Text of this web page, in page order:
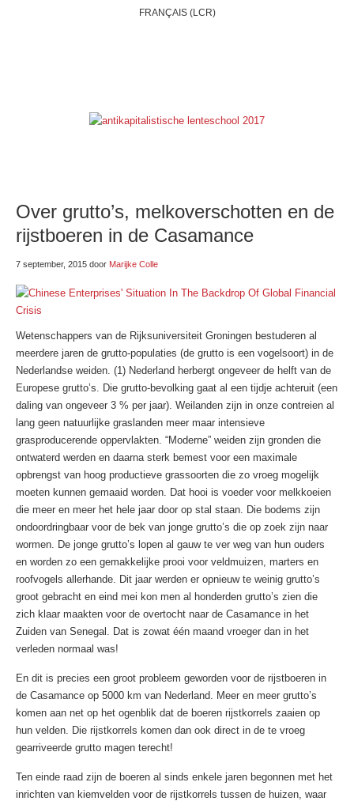
FRANÇAIS (LCR)
Over grutto’s, melkoverschotten en de
rijstboeren in de Casamance
7 september, 2015 door Marijke Colle
Wetenschappers van de Rijksuniversiteit Groningen bestuderen al
meerdere jaren de grutto-populaties (de grutto is een vogelsoort) in de
Nederlandse weiden. (1) Nederland herbergt ongeveer de helft van de
Europese grutto’s. Die grutto-bevolking gaat al een tijdje achteruit (een
daling van ongeveer 3 % per jaar). Weilanden zijn in onze contreien al
lang geen natuurlijke graslanden meer maar intensieve
grasproducerende oppervlakten. “Moderne” weiden zijn gronden die
ontwaterd werden en daarna sterk bemest voor een maximale
opbrengst van hoog productieve grassoorten die zo vroeg mogelijk
moeten kunnen gemaaid worden. Dat hooi is voeder voor melkkoeien
die meer en meer het hele jaar door op stal staan. Die bodems zijn
ondoordringbaar voor de bek van jonge grutto’s die op zoek zijn naar
wormen. De jonge grutto’s lopen al gauw te ver weg van hun ouders
en worden zo een gemakkelijke prooi voor veldmuizen, marters en
roofvogels allerhande. Dit jaar werden er opnieuw te weinig grutto’s
groot gebracht en eind mei kon men al honderden grutto’s zien die
zich klaar maakten voor de overtocht naar de Casamance in het
Zuiden van Senegal. Dat is zowat één maand vroeger dan in het
verleden normaal was!
En dit is precies een groot probleem geworden voor de rijstboeren in
de Casamance op 5000 km van Nederland. Meer en meer grutto’s
komen aan net op het ogenblik dat de boeren rijstkorrels zaaien op
hun velden. Die rijstkorrels komen dan ook direct in de te vroeg
gearriveerde grutto magen terecht!
Ten einde raad zijn de boeren al sinds enkele jaren begonnen met het
inrichten van kiemvelden voor de rijstkorrels tussen de huizen, waar